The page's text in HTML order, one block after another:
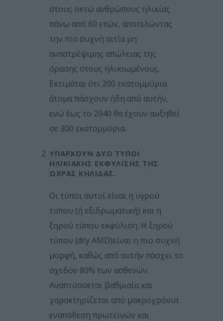
στους οκτώ ανθρώπους ηλικίας
πάνω από 60 ετών, αποτελώντας
την πιο συχνή αιτία μη
αναστρέψιμης απώλειας της
όρασης στους ηλικιωμένους.
Εκτιμάται ότι 200 εκατομμύρια
άτομα πάσχουν ήδη από αυτήν,
ενώ έως το 2040 θα έχουν αυξηθεί
σε 300 εκατομμύρια.
ΥΠΆΡΧΟΥΝ ΔΎΟ ΤΎΠΟΙ
ΗΛΙΚΙΑΚΉΣ ΕΚΦΎΛΙΣΗΣ ΤΗΣ
ΩΧΡΑΣ ΚΗΛΙΔΑΣ.
Οι τύποι αυτοί είναι η υγρού
τύπου (ή εξιδρωματική) και η
ξηρού τύπου εκφύλιση. Η ξηρού
τύπου (dry AMD)είναι η πιο συχνή
μορφή, καθώς από αυτήν πάσχει το
σχεδόν 80% των ασθενών.
Αναπτύσσεται βαθμιαία και
χαρακτηρίζεται από μακροχρόνια
εναπόθεση πρωτεϊνών και